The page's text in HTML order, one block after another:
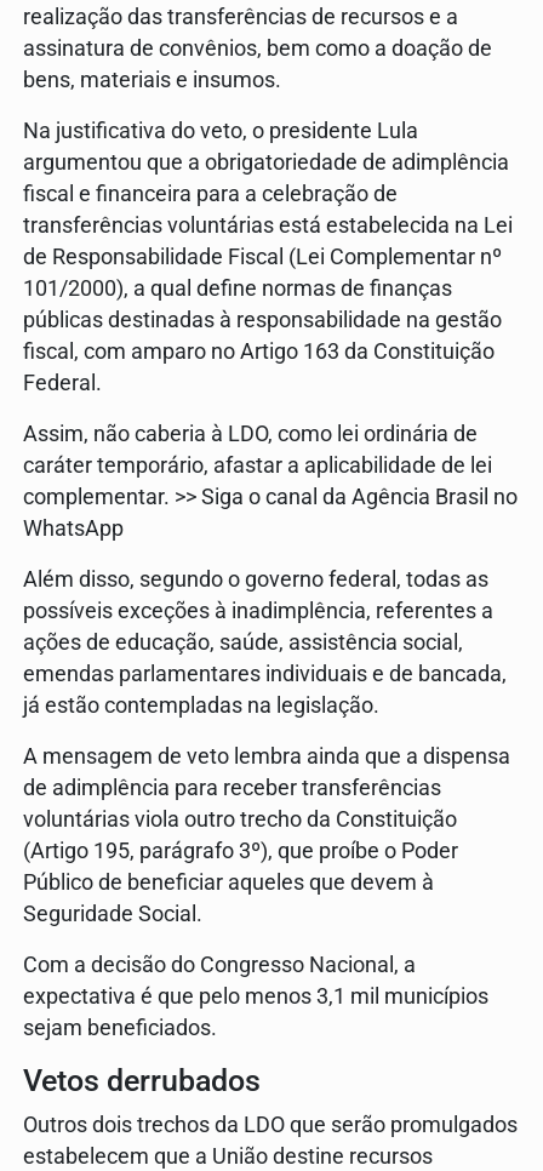
realização das transferências de recursos e a
assinatura de convênios, bem como a doação de
bens, materiais e insumos.
Na justificativa do veto, o presidente Lula
argumentou que a obrigatoriedade de adimplência
fiscal e financeira para a celebração de
transferências voluntárias está estabelecida na Lei
de Responsabilidade Fiscal (Lei Complementar nº
101/2000), a qual define normas de finanças
públicas destinadas à responsabilidade na gestão
fiscal, com amparo no Artigo 163 da Constituição
Federal.
Assim, não caberia à LDO, como lei ordinária de
caráter temporário, afastar a aplicabilidade de lei
complementar. >> Siga o canal da Agência Brasil no
WhatsApp
Além disso, segundo o governo federal, todas as
possíveis exceções à inadimplência, referentes a
ações de educação, saúde, assistência social,
emendas parlamentares individuais e de bancada,
já estão contempladas na legislação.
A mensagem de veto lembra ainda que a dispensa
de adimplência para receber transferências
voluntárias viola outro trecho da Constituição
(Artigo 195, parágrafo 3º), que proíbe o Poder
Público de beneficiar aqueles que devem à
Seguridade Social.
Com a decisão do Congresso Nacional, a
expectativa é que pelo menos 3,1 mil municípios
sejam beneficiados.
Vetos derrubados
Outros dois trechos da LDO que serão promulgados
estabelecem que a União destine recursos